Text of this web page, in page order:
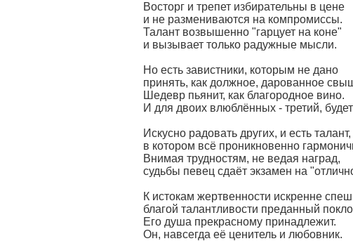
Восторг и трепет избирательны в цене
и не размениваются на компромиссы.
Талант возвышенно "гарцует на коне"
и вызывает только радужные мысли.
Но есть завистники, которым не дано
принять, как должное, дарованное
Шедевр пьянит, как благородное вино.
И для двоих влюблённых - третий,
Искусно радовать других, и есть талант,
в котором всё проникновенно
Внимая трудностям, не ведая наград,
судьбы певец сдаёт экзамен на
К истокам жертвенности искренне
благой талантливости преданный
Его душа прекрасному принадлежит.
Он, навсегда её ценитель и любовник.